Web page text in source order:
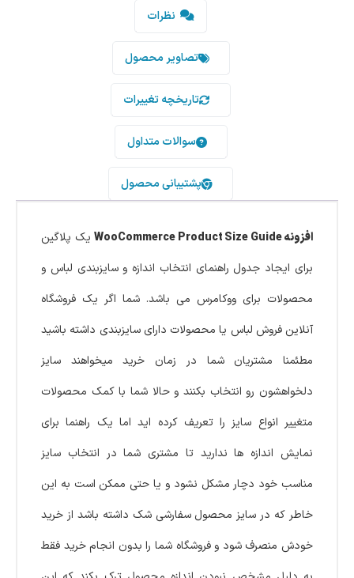
نظرات
تصاویر محصول
تاریخچه تغییرات
سوالات متداول
پشتیبانی محصول
افزونه WooCommerce Product Size Guide
یک پلاگین
برای ایجاد جدول راهنمای انتخاب اندازه و سایزبندی لباس و
محصولات برای ووکامرس می باشد. شما اگر یک فروشگاه
آنلاین فروش لباس یا محصولات دارای سایزبندی داشته باشید
مطئمنا مشتریان شما در زمان خرید میخواهند سایز
دلخواهشون رو انتخاب بکنند و حالا شما با کمک محصولات
متغییر انواع سایز را تعریف کرده اید اما یک راهنما برای
نمایش اندازه ها ندارید تا مشتری شما در انتخاب سایز
مناسب خود دچار مشکل نشود و یا حتی ممکن است به این
خاطر که در سایز محصول سفارشی شک داشته باشد از خرید
خودش منصرف شود و فروشگاه شما را بدون انجام خرید فقط